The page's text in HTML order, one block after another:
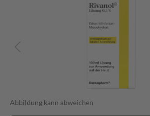
Abbildung kann abweichen